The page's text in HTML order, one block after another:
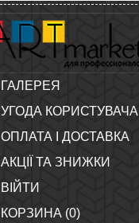
ГАЛЕРЕЯ
УГОДА КОРИСТУВАЧА
ОПЛАТА І ДОСТАВКА
АКЦІЇ ТА ЗНИЖКИ
ВІЙТИ
КОРЗИНА (0)